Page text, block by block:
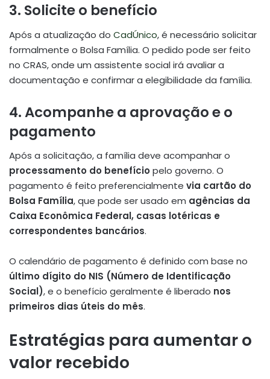
3. Solicite o benefício
Após a atualização do CadÚnico, é necessário solicitar
formalmente o Bolsa Família. O pedido pode ser feito
no CRAS, onde um assistente social irá avaliar a
documentação e confirmar a elegibilidade da família.
4. Acompanhe a aprovação e o
pagamento
Após a solicitação, a família deve acompanhar o
processamento do benefício pelo governo. O
pagamento é feito preferencialmente via cartão do
Bolsa Família, que pode ser usado em agências da
Caixa Econômica Federal, casas lotéricas e
correspondentes bancários.
O calendário de pagamento é definido com base no
último dígito do NIS (Número de Identificação
Social), e o benefício geralmente é liberado nos
primeiros dias úteis do mês.
Estratégias para aumentar o
valor recebido